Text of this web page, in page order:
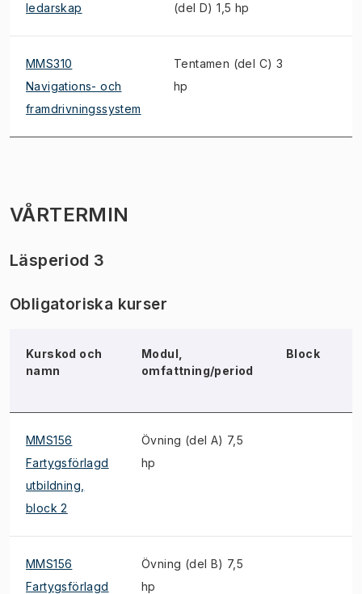
ledarskap (del D) 1,5 hp
MMS310
Navigations- och
framdrivningssystem
Tentamen (del C) 3
hp
VÅRTERMIN
Läsperiod 3
Obligatoriska kurser
Kurskod och
namn
Modul,
omfattning/period
Block
MMS156
Fartygsförlagd
utbildning,
block 2
Övning (del A) 7,5
hp
MMS156
Fartygsförlagd
Övning (del B) 7,5
hp